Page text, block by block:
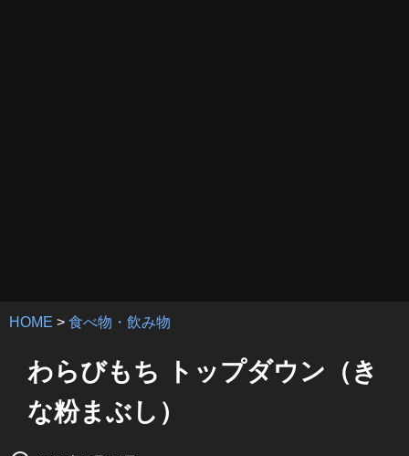
HOME > 食べ物・飲み物
わらびもち トップダウン（き
な粉まぶし）